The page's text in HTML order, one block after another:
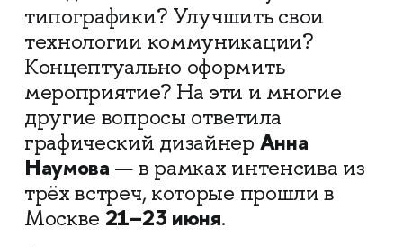
типографики? Улучшить свои
технологии коммуникации?
Концептуально оформить
мероприятие? На эти и многие
другие вопросы ответила
графический дизайнер Анна
Наумова — в рамках интенсива из
трёх встреч, которые прошли в
Москве 21–23 июня.